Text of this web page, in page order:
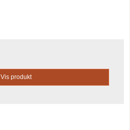
Vis produkt